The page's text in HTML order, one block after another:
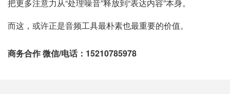
把更多注意力从“处理噪音”释放到“表达内容”本身。
而这，或许正是音频工具最朴素也最重要的价值。
商务合作 微信/电话：15210785978